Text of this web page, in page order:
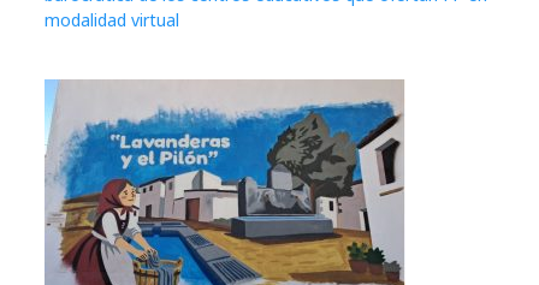
modalidad virtual